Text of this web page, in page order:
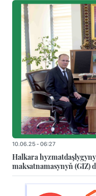
10.06.25 - 06:27
Halkara
maksatnamasynyň